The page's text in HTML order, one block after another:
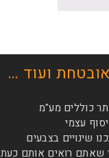
ועוד …
כוללים מע"מ
עצמי
שינויים בצבעים
שאתם רואים אותם כעת